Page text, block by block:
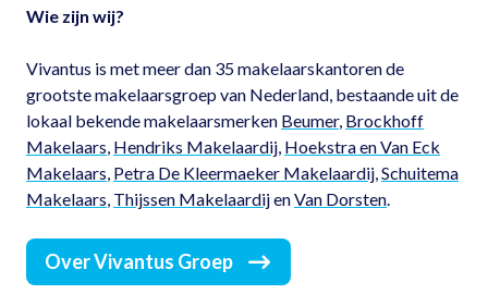
Wie zijn wij?
Vivantus is met meer dan 35 makelaarskantoren de
grootste makelaarsgroep van Nederland, bestaande uit de
lokaal bekende makelaarsmerken Beumer, Brockhoff
Makelaars, Hendriks Makelaardij, Hoekstra en Van Eck
Makelaars, Petra De Kleermaeker Makelaardij,Schuitema
Makelaars, Thijssen MakelaardijenVan Dorsten.
Over Vivantus Groep